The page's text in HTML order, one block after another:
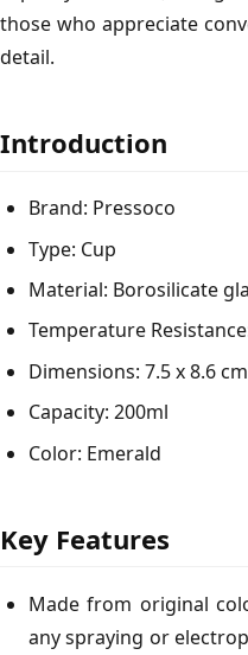
those who appreciate
detail.
Introduction
Brand: Pressoco
Type: Cup
Material: Borosilicate
Temperature
Dimensions: 7.5 x 8.6 cm
Capacity: 200ml
Color: Emerald
Key Features
Made from original
any spraying or